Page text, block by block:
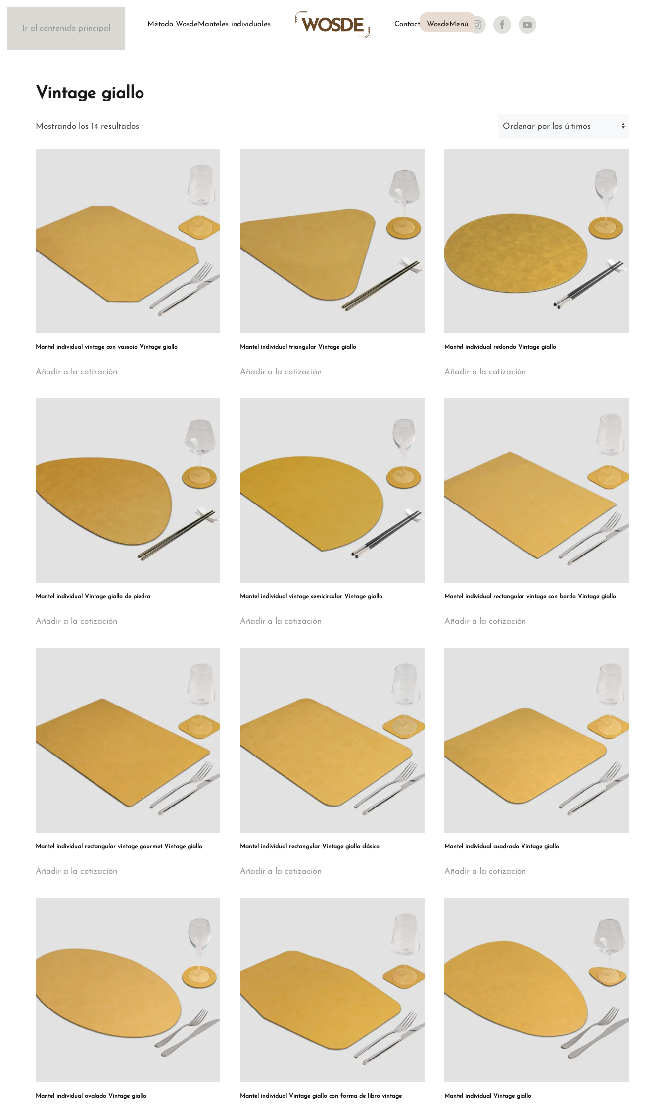
Ir al contenido principal Método WosdeManteles individuales Contactos WosdeMenú
Vintage giallo
Mostrando los 14 resultados
últimos
Mantel individual vintage con vassoio Vintage giallo
Añadir a la cotización
Mantel individual triangular Vintage giallo
Añadir a la cotización
Mantel individual redondo Vintage giallo
Añadir a la cotización
Mantel individual Vintage giallo de piedra
Añadir a la cotización
Mantel individual vintage semicircular Vintage giallo
Añadir a la cotización
Mantel individual rectangular vintage con bordo Vintage giallo
Añadir a la cotización
Mantel individual rectangular vintage gourmet Vintage giallo
Añadir a la cotización
Mantel individual rectangular Vintage giallo clásico
Añadir a la cotización
Mantel individual cuadrado Vintage giallo
Añadir a la cotización
Mantel individual ovalado Vintage giallo Mantel individual Vintage giallo con forma de libro vintage Mantel individual Vintage giallo